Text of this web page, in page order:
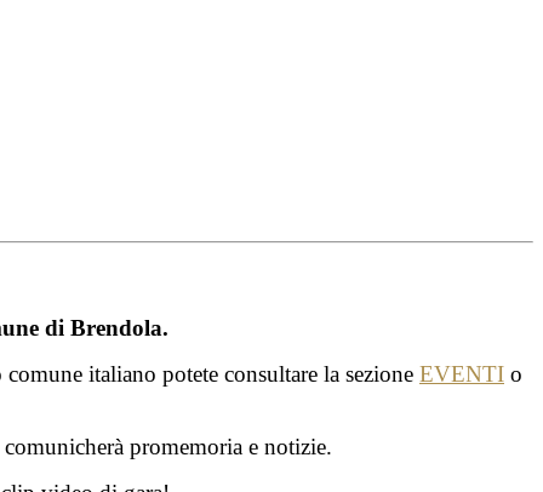
di Brendola.
italiano potete consultare la sezione EVENTI o
promemoria e notizie.